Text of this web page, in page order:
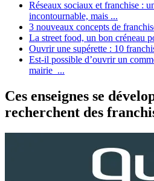
Réseaux sociaux et franchise :
incontournable, mais ...
3 nouveaux concepts de
La street food, un bon créneau
Ouvrir une supérette : 10
Est-il possible d’ouvrir un
mairie ...
Ces enseignes se
recherchent des